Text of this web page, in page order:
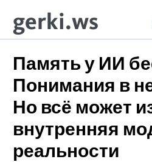
gerki.ws
Память у ИИ
Понимания в
Но всё может
внутренняя
реальности